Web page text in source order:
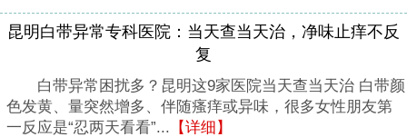
昆明白带异常专科医院：当天查当天治，净味止痒不反
复
白带异常困扰多？昆明这9家医院当天查当天治 白带颜
色发黄、量突然增多、伴随瘙痒或异味，很多女性朋友第
一反应是“忍两天看看”... 【详细】